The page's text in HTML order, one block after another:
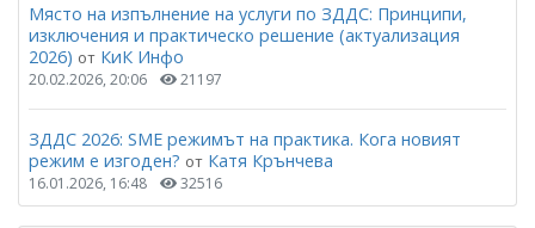
Място на изпълнение на услуги по ЗДДС: Принципи,
изключения и практическо решение (актуализация
2026) от КиК Инфо
20.02.2026, 20:06 21197
ЗДДС 2026: SME режимът на практика. Кога новият
режим е изгоден? от Катя Крънчева
16.01.2026, 16:48 32516